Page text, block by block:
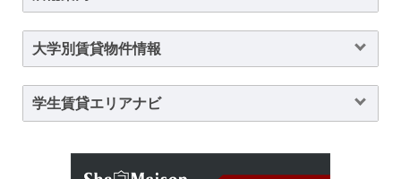
大学別賃貸物件情報
学生賃貸エリアナビ